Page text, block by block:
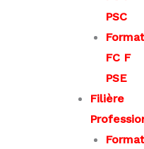
PSC
FC F
PSE
Filière